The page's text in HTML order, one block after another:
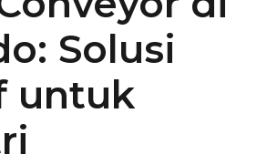
Solusi
untuk